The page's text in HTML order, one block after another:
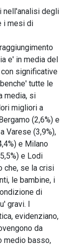
nell'analisi degli
i mesi di
e' in media del
significative
tutte le
media, si
migliori a
(2,6%) e
Varese (3,9%),
e Milano
e Lodi
che, se la crisi
le bambine, i
di
gravi. I
evidenziano,
da
medio basso,